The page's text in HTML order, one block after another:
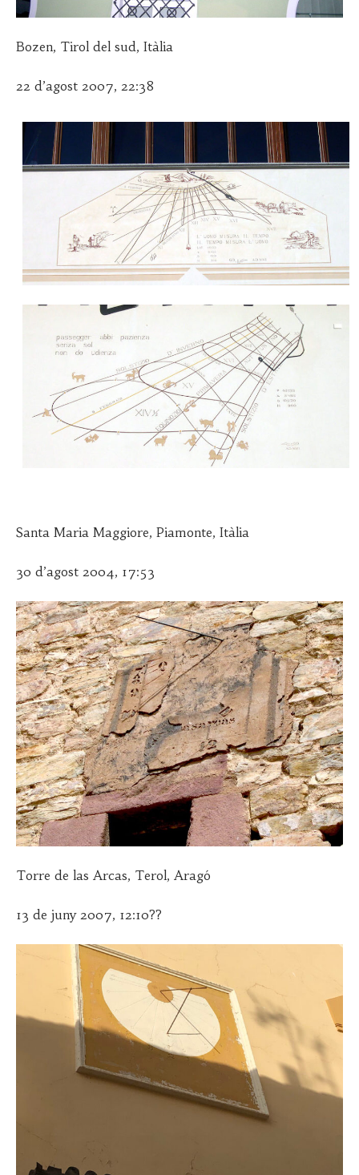
2
0
0
G
U
A
Bozen, Tirol del sud, Itàlia
22 d’agost 2007, 22:38
Santa Maria Maggiore, Piamonte, Itàlia
30 d’agost 2004, 17:53
Torre de las Arcas, Terol, Aragó
13 de juny 2007, 12:10??